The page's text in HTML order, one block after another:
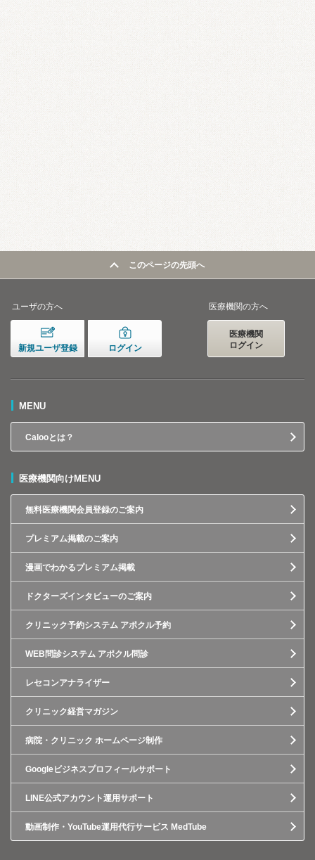
このページの先頭へ
ユーザの方へ
新規ユーザ登録 ログイン
医療機関の方へ
医療機関
ログイン
MENU
Calooとは？
医療機関向けMENU
無料医療機関会員登録のご案内
プレミアム掲載のご案内
漫画でわかるプレミアム掲載
ドクターズインタビューのご案内
クリニック予約システム アポクル予約
WEB問診システム アポクル問診
レセコンアナライザー
クリニック経営マガジン
病院・クリニック ホームページ制作
Googleビジネスプロフィールサポート
LINE公式アカウント運用サポート
動画制作・YouTube運用代行サービス MedTube